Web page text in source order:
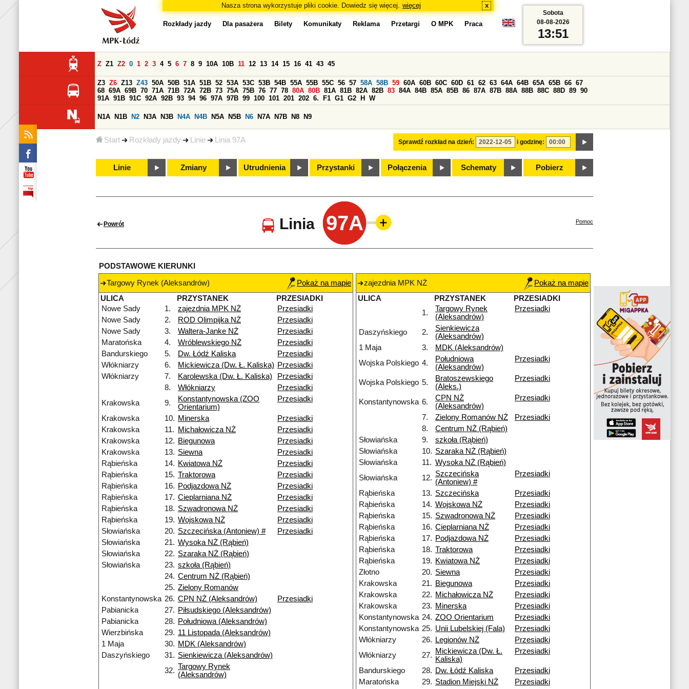
Nasza strona wykorzystuje pliki cookie. Dowiedz się więcej. więcej x
Start Rozkłady jazdy Linie Linia 97A
Rozkłady jazdy Dla pasażera Bilety Komunikaty Reklama Przetargi O MPK Praca
Sprawdź rozkład na dzień: i godzinę:
Z Z1 Z2 0 1 2 3 4 5 6 7 8 9 10A 10B 11 12 13 14 15 16 41 43 45
Z3 Z6 Z13 Z43 50A 50B 51A 51B 52 53A 53C 53B 54B 55A 55B 55C 56 57 58A 58B 59 60A 60B 60C 60D 61 62 63 64A 64B 65A 65B 66 67
68 69A 69B 70 71A 71B 72A 72B 73 75A 75B 76 77 78 80A 80B 81A 81B 82A 82B 83 84A 84B 85A 85B 86 87A 87B 88A 88B 88C 88D 89 90
91A 91B 91C 92A 92B 93 94 96 97A 97B 99 100 101 201 202 6. F1 G1 G2 H W
N1A N1B N2 N3A N3B N4A N4B N5A N5B N6 N7A N7B N8 N9
Linie Zmiany Utrudnienia Przystanki Połączenia Schematy Pobierz
Sobota
08-08-2026
13:51
Powrót Linia 97A Pomoc
PODSTAWOWE KIERUNKI
Targowy Rynek (Aleksandrów)
Pokaż na mapie
ULICA
PRZYSTANEK
PRZESIADKI
Nowe Sady
1. zajezdnia MPK NŻ
Przesiadki
Nowe Sady
2. ROD Olimpijka NŻ
Przesiadki
Nowe Sady
3. Waltera-Janke NŻ
Przesiadki
Maratońska
4. Wróblewskiego NŻ
Przesiadki
Bandurskiego
5. Dw. Łódź Kaliska
Przesiadki
Włókniarzy
6. Mickiewicza (Dw. Ł. Kaliska) Przesiadki
Włókniarzy
7. Karolewska (Dw. Ł. Kaliska)
Przesiadki
8.
Włókniarzy
Przesiadki
Krakowska
9.
Konstantynowska (ZOO
Orientarium)
Przesiadki
Krakowska 10. Minerska
Przesiadki
Krakowska
11. Michałowicza NŻ
Przesiadki
Krakowska
12. Biegunowa
Przesiadki
Krakowska
13. Siewna
Przesiadki
Rąbieńska
14. Kwiatowa NŻ
Przesiadki
Rąbieńska
15. Traktorowa
Przesiadki
Rąbieńska
16. Podjazdowa NŻ
Przesiadki
Rąbieńska
17. Cieplarniana NŻ
Przesiadki
Rąbieńska
18. Szwadronowa NŻ
Przesiadki
Rąbieńska
19. Wojskowa NŻ
Przesiadki
Słowiańska
20. Szczecińska (Antoniew) #
Przesiadki
Słowiańska
21. Wysoka NŻ (Rąbień)
Słowiańska
22. Szaraka NŻ (Rąbień)
Słowiańska
23. szkoła (Rąbień)
24. Centrum NŻ (Rąbień)
25. Zielony Romanów
Konstantynowska 26. CPN NŻ (Aleksandrów)
Przesiadki
Pabianicka
27. Piłsudskiego (Aleksandrów)
Pabianicka
28. Południowa (Aleksandrów)
Wierzbińska
29. 11 Listopada (Aleksandrów)
1 Maja
30. MDK (Aleksandrów)
Daszyńskiego
31. Sienkiewicza (Aleksandrów)
32. Targowy Rynek
(Aleksandrów)
zajezdnia MPK NŻ
Pokaż na mapie
ULICA
PRZYSTANEK
PRZESIADKI
1.
Targowy Rynek
(Aleksandrów)
Przesiadki
Daszyńskiego 2.
Sienkiewicza
(Aleksandrów)
1 Maja
3.
MDK (Aleksandrów)
Wojska Polskiego 4.
Południowa
(Aleksandrów)
Przesiadki
Wojska Polskiego 5.
Bratoszewskiego
(Aleks.)
Przesiadki
Konstantynowska 6.
CPN NŻ
(Aleksandrów)
Przesiadki
7. Zielony Romanów NŻ
Przesiadki
8.
Centrum NŻ (Rąbień)
Słowiańska
9.
szkoła (Rąbień)
Słowiańska
10. Szaraka NŻ (Rąbień)
Słowiańska
11. Wysoka NŻ (Rąbień)
Słowiańska
12. Szczecińska
(Antoniew) #
Przesiadki
Rąbieńska 13. Szczecińska
Przesiadki
Rąbieńska
14. Wojskowa NŻ
Przesiadki
Rąbieńska
15. Szwadronowa NŻ
Przesiadki
Rąbieńska
16. Cieplarniana NŻ
Przesiadki
Rąbieńska
17. Podjazdowa NŻ
Przesiadki
Rąbieńska
18. Traktorowa
Przesiadki
Rąbieńska
19. Kwiatowa NŻ
Przesiadki
Złotno
20. Siewna
Przesiadki
Krakowska
21. Biegunowa
Przesiadki
Krakowska
22. Michałowicza NŻ
Przesiadki
Krakowska
23. Minerska
Przesiadki
Konstantynowska 24. ZOO Orientarium
Przesiadki
Konstantynowska 25. Unii Lubelskiej (Fala)
Przesiadki
Włókniarzy
26. Legionów NŻ
Przesiadki
Włókniarzy
27. Mickiewicza (Dw. Ł.
Kaliska)
Przesiadki
Bandurskiego 28. Dw. Łódź Kaliska
Przesiadki
Maratońska
29. Stadion Miejski NŻ Przesiadki